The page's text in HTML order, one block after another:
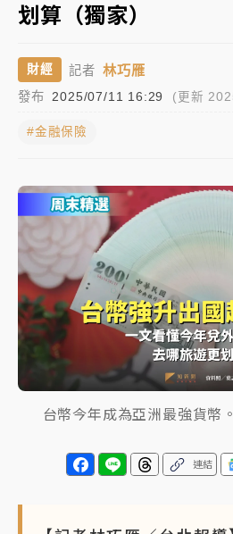
押庭
父親節泡湯了！中颱白海豚雨
雨熱區曝
女律師陳昱瑄詐慈濟10億！黃
旅局回應了
中信慈善基金會想增加董事人數
駁 理由曝光
故宮《龍藏經》特展第2檔！
周六起展出延長至晚上7時
台東農業處長涉圖利渡假村！
押庭
雨熱區曝
▼
划算（獨家）
財經 記者 林巧雁
發布 2025/07/11 16:29 (更新
#金融保險
台幣今年成為亞洲最強貨幣
連結